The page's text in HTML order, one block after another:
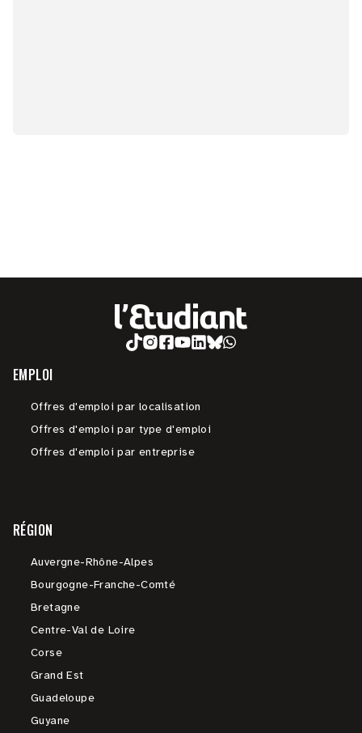
EMPLOI
Offres d'emploi par localisation
Offres d'emploi par type d'emploi
Offres d'emploi par entreprise
RÉGION
Auvergne-Rhône-Alpes
Bourgogne-Franche-Comté
Bretagne
Centre-Val de Loire
Corse
Grand Est
Guadeloupe
Guyane